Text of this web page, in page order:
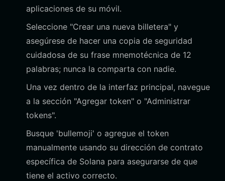
aplicaciones de su móvil.
Seleccione "Crear una nueva billetera" y
asegúrese de hacer una copia de seguridad
cuidadosa de su frase mnemotécnica de 12
palabras; nunca la comparta con nadie.
Una vez dentro de la interfaz principal, navegue
a la sección "Agregar token" o "Administrar
tokens".
Busque 'bullemoji' o agregue el token
manualmente usando su dirección de contrato
específica de Solana para asegurarse de que
tiene el activo correcto.